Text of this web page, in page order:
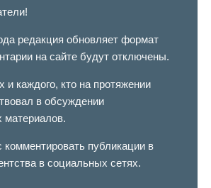
редакция обновляет формат
на сайте будут отключены.
и каждого, кто на протяжении
в обсуждении
материалов.
публикации в
в социальных сетях.